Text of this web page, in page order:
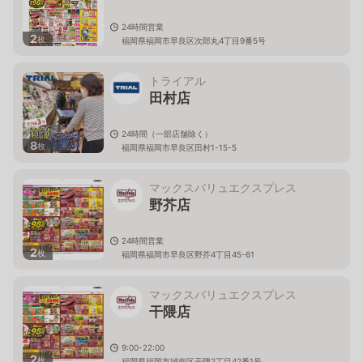
2枚
24時間営業
福岡県福岡市早良区次郎丸4丁目9番5号
8枚
トライアル
田村店
24時間（一部店舗除く）
福岡県福岡市早良区田村1-15-5
2枚
マックスバリュエクスプレス
野芥店
24時間営業
福岡県福岡市早良区野芥4丁目45-61
2枚
マックスバリュエクスプレス
干隈店
9:00-22:00